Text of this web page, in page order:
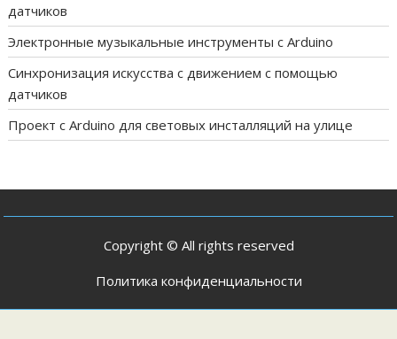
датчиков
Электронные музыкальные инструменты с Arduino
Синхронизация искусства с движением с помощью
датчиков
Проект с Arduino для световых инсталляций на улице
Copyright © All rights reserved
Политика конфиденциальности